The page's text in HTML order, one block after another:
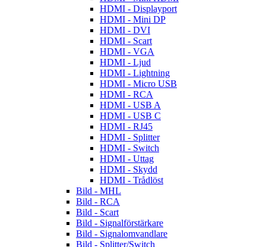
HDMI - Displayport
HDMI - Mini DP
HDMI - DVI
HDMI - Scart
HDMI - VGA
HDMI - Ljud
HDMI - Lightning
HDMI - Micro USB
HDMI - RCA
HDMI - USB A
HDMI - USB C
HDMI - RJ45
HDMI - Splitter
HDMI - Switch
HDMI - Uttag
HDMI - Skydd
HDMI - Trådlöst
Bild - MHL
Bild - RCA
Bild - Scart
Bild - Signalförstärkare
Bild - Signalomvandlare
Bild - Splitter/Switch